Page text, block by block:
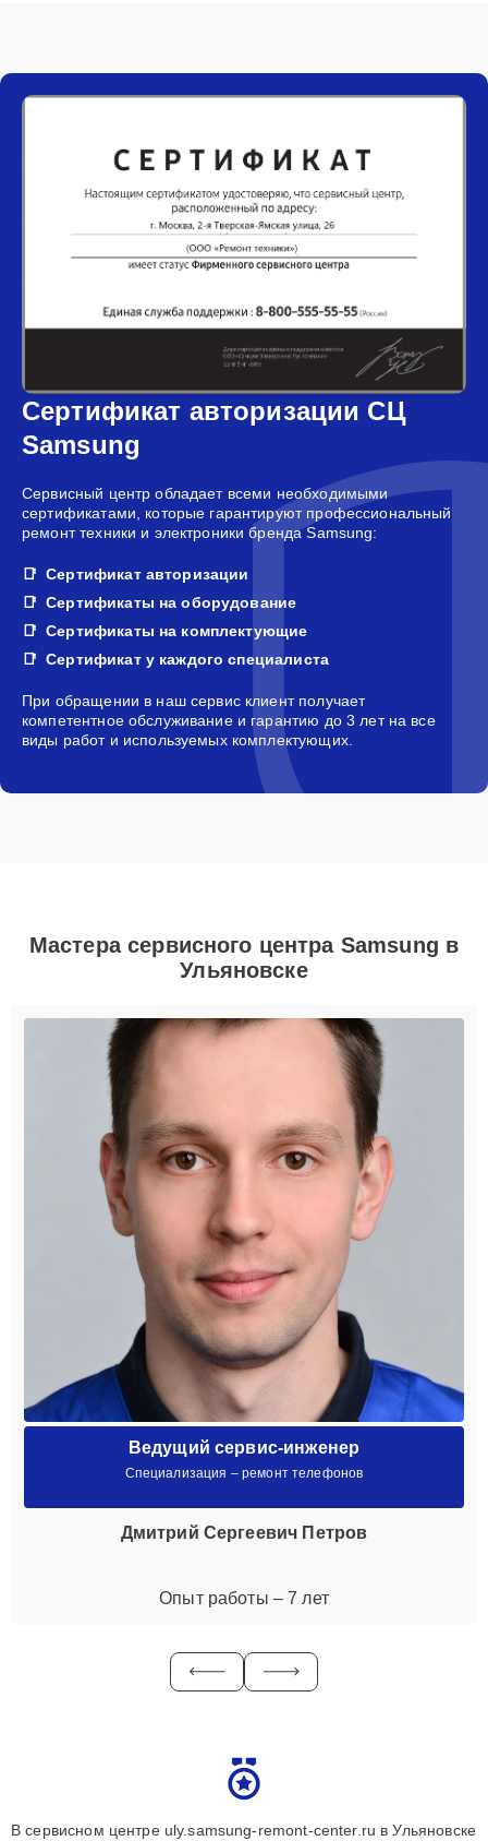
Сертификат авторизации СЦ
Samsung
Сервисный центр обладает всеми необходимыми
сертификатами, которые гарантируют профессиональный
ремонт техники и электроники бренда Samsung:
Сертификат авторизации
Сертификаты на оборудование
Сертификаты на комплектующие
Сертификат у каждого специалиста
При обращении в наш сервис клиент получает
компетентное обслуживание и гарантию до 3 лет на все
виды работ и используемых комплектующих.
Мастера сервисного центра Samsung в
Ульяновске
Ведущий сервис-инженер
Специализация – ремонт телефонов
Дмитрий Сергеевич Петров
Опыт работы – 7 лет
В сервисном центре uly.samsung-remont-center.ru в Ульяновске